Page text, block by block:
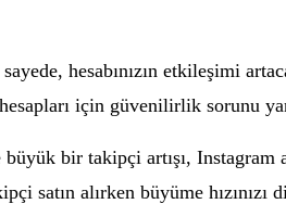
hesabınızın etkileşimi
için güvenilirlik sorunu
bir takipçi artışı, Instagram
satın alırken büyüme hızınızı